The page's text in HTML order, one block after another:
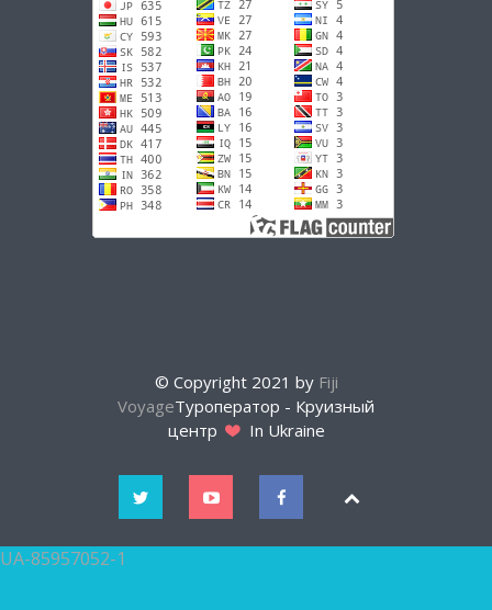
© Copyright 2021 by Fiji
VoyageТуроператор - Круизный
центр
In Ukraine
UA-85957052-1